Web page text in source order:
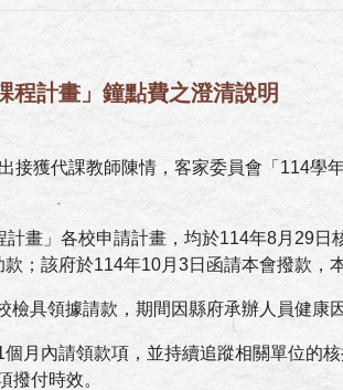
程計畫」鐘點費之澄清說明
接獲代課教師陳情，客家委員會「114學
畫」各校申請計畫，均於114年8月29
；該府於114年10月3日函請本會撥款，
具領據請款，期間因縣府承辦人員健康
月內請領款項，並持續追蹤相關單位的
撥付時效。